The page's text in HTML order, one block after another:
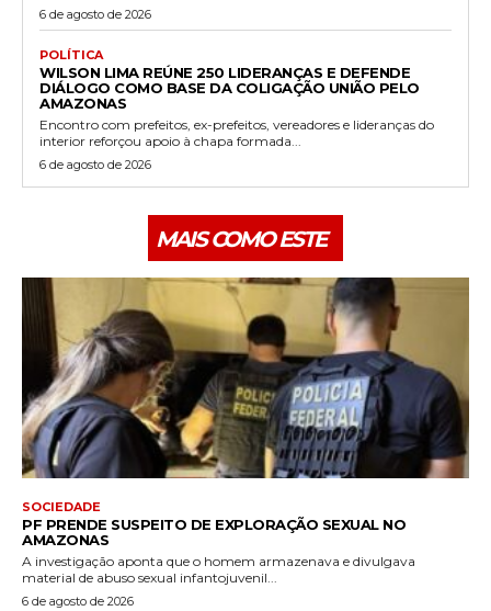
6 de agosto de 2026
POLÍTICA
WILSON LIMA REÚNE 250 LIDERANÇAS E DEFENDE
DIÁLOGO COMO BASE DA COLIGAÇÃO UNIÃO PELO
AMAZONAS
Encontro com prefeitos, ex-prefeitos, vereadores e lideranças do
interior reforçou apoio à chapa formada...
6 de agosto de 2026
MAIS COMO ESTE
SOCIEDADE
PF PRENDE SUSPEITO DE EXPLORAÇÃO SEXUAL NO
AMAZONAS
A investigação aponta que o homem armazenava e divulgava
material de abuso sexual infantojuvenil...
6 de agosto de 2026